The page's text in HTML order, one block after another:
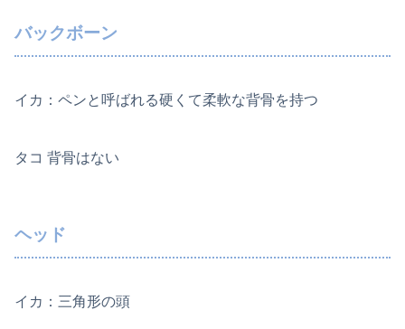
バックボーン
イカ：ペンと呼ばれる硬くて柔軟な背骨を持つ
タコ 背骨はない
ヘッド
イカ：三角形の頭